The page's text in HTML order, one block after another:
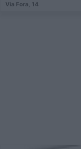
Via Fora, 14